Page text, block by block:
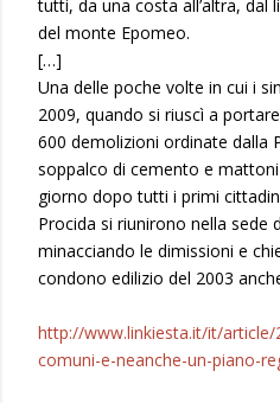
tutti, da una costa all’altra, dal
del monte Epomeo.
[…]
Una delle poche volte in cui i
2009, quando si riuscì a
600 demolizioni ordinate dalla
soppalco di cemento e
giorno dopo tutti i primi
Procida si riunirono nella sede
minacciando le dimissioni e
condono edilizio del 2003
http://www.linkiesta.it/it/article/
comuni-e-neanche-un-piano-